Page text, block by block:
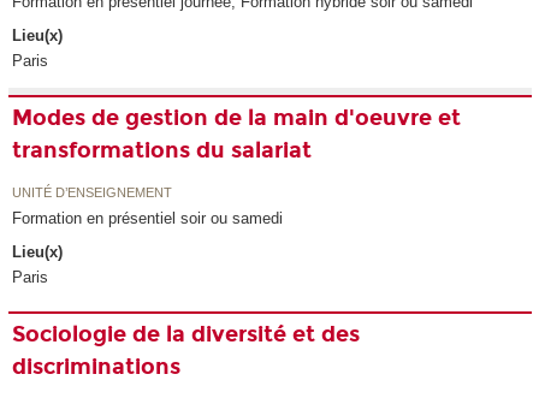
Lieu(x)
Paris
Modes de gestion de la main d'oeuvre et
transformations du salariat
UNITÉ D’ENSEIGNEMENT
Formation en présentiel soir ou samedi
Lieu(x)
Paris
Sociologie de la diversité et des
discriminations